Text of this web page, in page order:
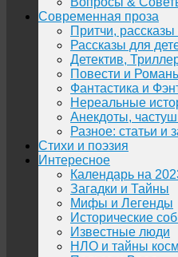
Современная проза
Притчи,
Рассказы для
Детектив,
Повести и
Фантастика и
Нереальные
Анекдоты,
Разное: статьи и
Стихи и поэзия
Интересное
Календарь на
Загадки и Тайны
Мифы и Легенды
Исторические
Известные люди
НЛО и тайны